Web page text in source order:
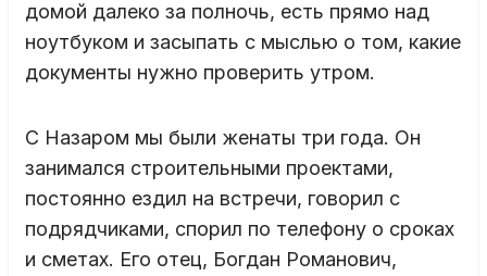
домой далеко за полночь, есть прямо над
ноутбуком и засыпать с мыслью о том, какие
документы нужно проверить утром.
С Назаром мы были женаты три года. Он
занимался строительными проектами,
постоянно ездил на встречи, говорил с
подрядчиками, спорил по телефону о сроках
и сметах. Его отец, Богдан Романович,